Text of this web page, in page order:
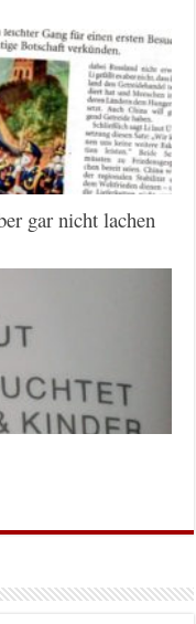
gar nicht lachen